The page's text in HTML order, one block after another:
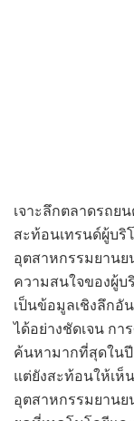
เจาะลึกตลาดรถ
สะท้อนเทรนด์ผู้บ
อุตสาหกรรมยานย
ความสนใจของผู้
เป็นข้อมูลเชิงลึกอั
ได้อย่างชัดเจน ก
ค้นหามากที่สุดในปี
แต่ยังสะท้อนให้เห็
อุตสาหกรรมยานย